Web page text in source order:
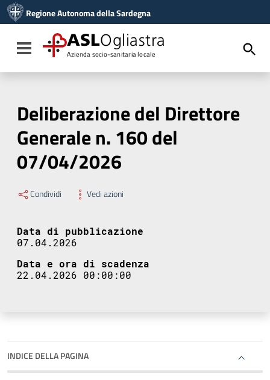
Vai al menu di navigazione
Vai al footer
Regione Autonoma della Sardegna
Toggle navigation
ASLOgliastra
Azienda socio-sanitaria locale
Deliberazione del Direttore
Generale n. 160 del
07/04/2026
Condividi Vedi azioni
Data di pubblicazione
07.04.2026
Data e ora di scadenza
22.04.2026 00:00:00
INDICE DELLA PAGINA